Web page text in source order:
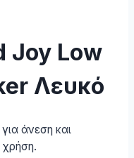
Joy Low
Λευκό
άνεση και